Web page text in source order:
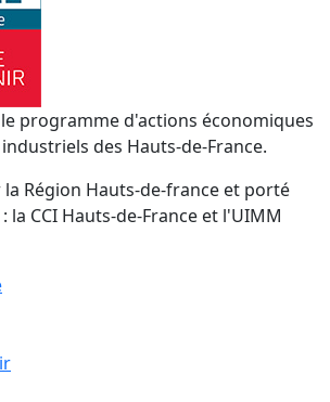
programme d'actions économiques
des Hauts-de-France.
Région Hauts-de-france et porté
la CCI Hauts-de-France et l'UIMM